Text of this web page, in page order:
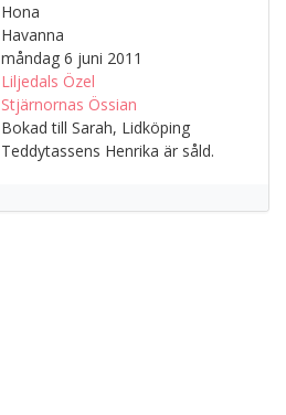
Hona
Havanna
måndag 6 juni 2011
Liljedals Özel
Stjärnornas Össian
Bokad till Sarah, Lidköping
Teddytassens Henrika är såld.